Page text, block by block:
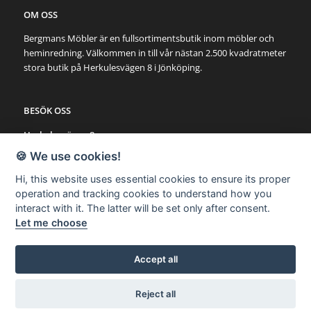
OM OSS
Bergmans Möbler är en fullsortimentsbutik inom möbler och
heminredning. Välkommen in till vår nästan 2.500 kvadratmeter
stora butik på Herkulesvägen 8 i Jönköping.
BESÖK OSS
Herkulesvägen 8
553 03 Jönköping
Karta via Google Maps
SNABBLÄNKAR
Möbler
🍪 We use cookies!
Hi, this website uses essential cookies to ensure its proper
operation and tracking cookies to understand how you
interact with it. The latter will be set only after consent.
Let me choose
Accept all
Reject all